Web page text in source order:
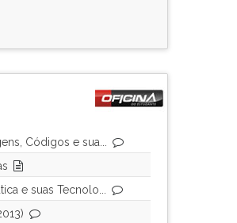
Códigos e sua...
e suas Tecnolo...